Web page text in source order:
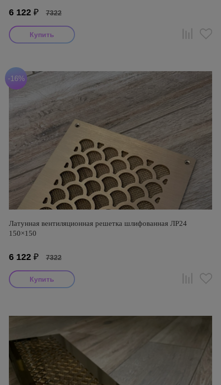
6 122 ₽ 7322
-16%
Латунная вентиляционная решетка шлифованная ЛР24
150×150
6 122 ₽ 7322